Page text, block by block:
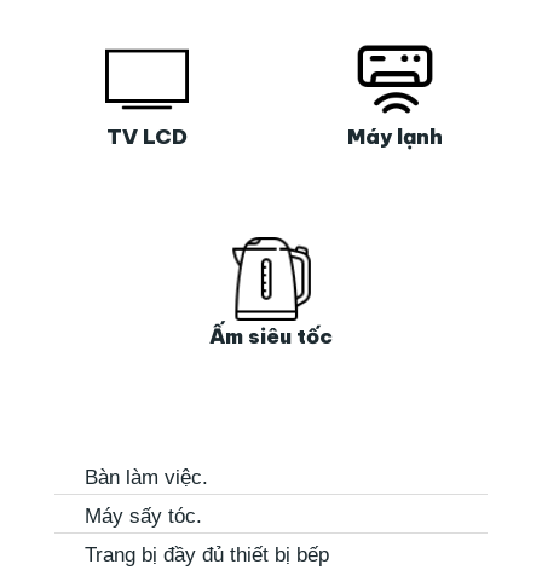
TV LCD Máy lạnh
Ấm siêu tốc
Bàn làm việc.
Máy sấy tóc.
Trang bị đầy đủ thiết bị bếp